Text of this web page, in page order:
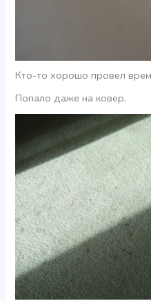
Кто-то хорошо провел
Попало даже на ковер.